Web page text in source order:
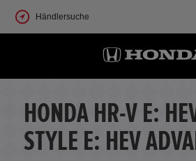
Händlersuche
HONDA HR-V E:
STYLE E: HEV